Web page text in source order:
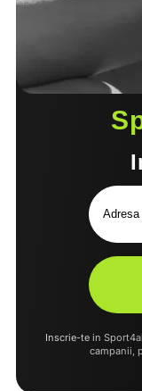
Inscrie-te in
campanii,